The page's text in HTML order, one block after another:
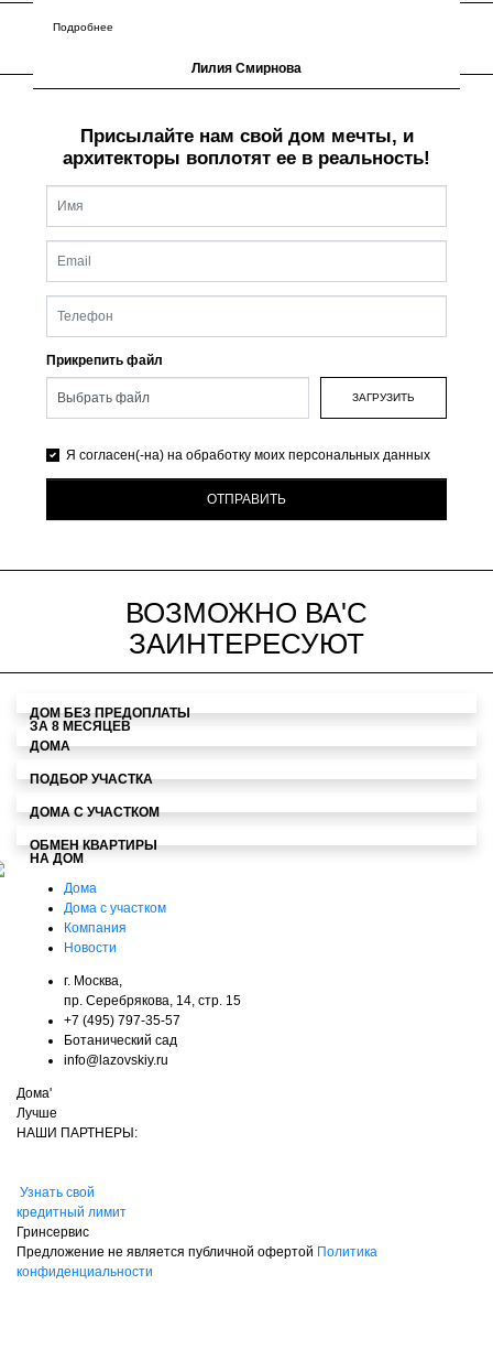
Подробнее
Лилия Смирнова
Строят качественно, поселок удобен для пмж и для летнего
пребывания. У нас дом 2018 года постройки, приобрели в
2019 году, проживаем сейчас постоянно. С оформлением
документов сложностей не возникло. Представители фирмы
и лично Максим Лазовский поспособствовали нам сделать
хороший выбор.
Подробнее
Присылайте нам свой дом мечты, и
архитекторы воплотят ее в реальность!
Прикрепить файл
ЗАГРУЗИТЬ
Я согласен(-на) на обработку моих персональных данных
ОТПРАВИТЬ
ВОЗМОЖНО ВА'С
ЗАИНТЕРЕСУЮТ
ДОМ БЕЗ ПРЕДОПЛАТЫ
ЗА 8 МЕСЯЦЕВ
ДОМА
ПОДБОР УЧАСТКА
ДОМА С УЧАСТКОМ
ОБМЕН КВАРТИРЫ
НА ДОМ
Дома
Дома с участком
Компания
Новости
г. Москва,
пр. Серебрякова, 14, стр. 15
+7 (495) 797-35-57
Ботанический сад
info@lazovskiy.ru
Дома'
Лучше
НАШИ ПАРТНЕРЫ:
Узнать свой
кредитный лимит
Гринсервис
Предложение не является публичной офертой Политика
конфиденциальности